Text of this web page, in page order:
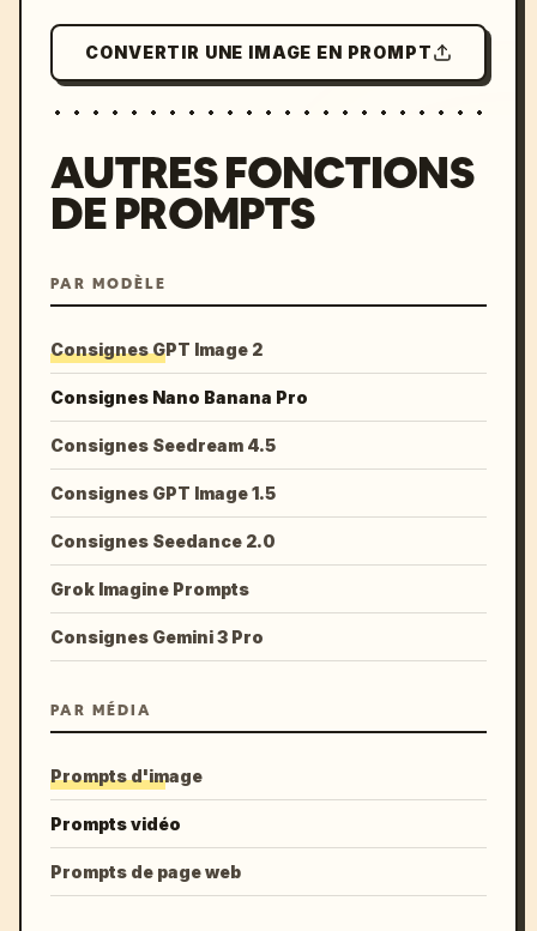
CONVERTIR UNE IMAGE EN PROMPT
AUTRES FONCTIONS
DE PROMPTS
PAR MODÈLE
Consignes GPT Image 2
Consignes Nano Banana Pro
Consignes Seedream 4.5
Consignes GPT Image 1.5
Consignes Seedance 2.0
Grok Imagine Prompts
Consignes Gemini 3 Pro
PAR MÉDIA
Prompts d'image
Prompts vidéo
Prompts de page web